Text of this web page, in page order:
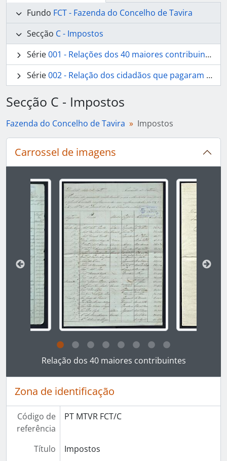
Fundo FCT - Fazenda do Concelho de Tavira
Secção C - Impostos
Série001 - Relações dos 40 maiores contribuintes
Série002 - Relação dos cidadãos que pagaram impostos
Secção C - Impostos
Fazenda do Concelho de Tavira Impostos
Carrossel de imagens
Ao alterar o slide atual deste carrossel, o título da
Ao clicar no link deste título da descrição a
Relação dos 40 maiores contribuintes
Zona de identificação
Código de
referência
PT MTVR FCT/C
Título
Impostos